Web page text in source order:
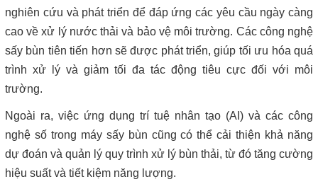
nghiên cứu và phát triển để đáp ứng các yêu cầu ngày càng
cao về xử lý nước thải và bảo vệ môi trường. Các công nghệ
sấy bùn tiên tiến hơn sẽ được phát triển, giúp tối ưu hóa quá
trình xử lý và giảm tối đa tác động tiêu cực đối với môi
trường.
Ngoài ra, việc ứng dụng trí tuệ nhân tạo (AI) và các công
nghệ số trong máy sấy bùn cũng có thể cải thiện khả năng
dự đoán và quản lý quy trình xử lý bùn thải, từ đó tăng cường
hiệu suất và tiết kiệm năng lượng.